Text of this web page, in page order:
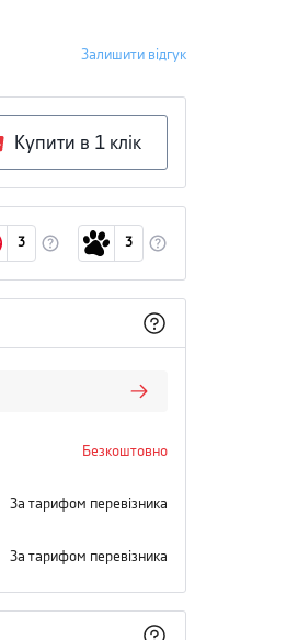
Залишити відгук
Купити в 1 клiк
3 3
Безкоштовно
За тарифом перевізника
За тарифом перевізника